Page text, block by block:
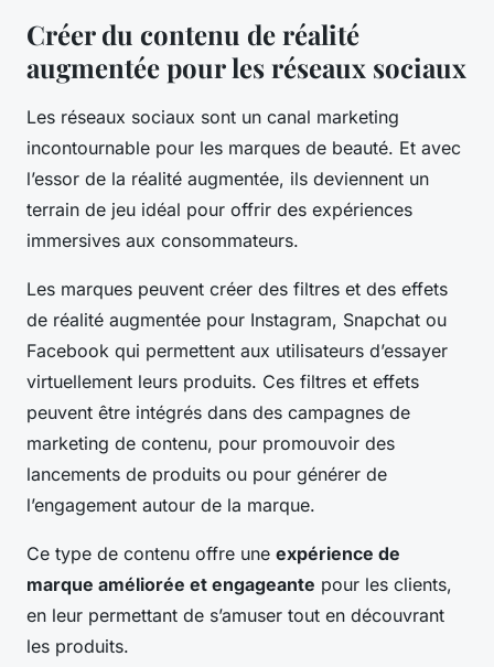
Créer du contenu de réalité
augmentée pour les réseaux sociaux
Les réseaux sociaux sont un canal marketing
incontournable pour les marques de beauté. Et avec
l’essor de la réalité augmentée, ils deviennent un
terrain de jeu idéal pour offrir des expériences
immersives aux consommateurs.
Les marques peuvent créer des filtres et des effets
de réalité augmentée pour Instagram, Snapchat ou
Facebook qui permettent aux utilisateurs d’essayer
virtuellement leurs produits. Ces filtres et effets
peuvent être intégrés dans des campagnes de
marketing de contenu, pour promouvoir des
lancements de produits ou pour générer de
l’engagement autour de la marque.
Ce type de contenu offre une expérience de
marque améliorée et engageante pour les clients,
en leur permettant de s’amuser tout en découvrant
les produits.